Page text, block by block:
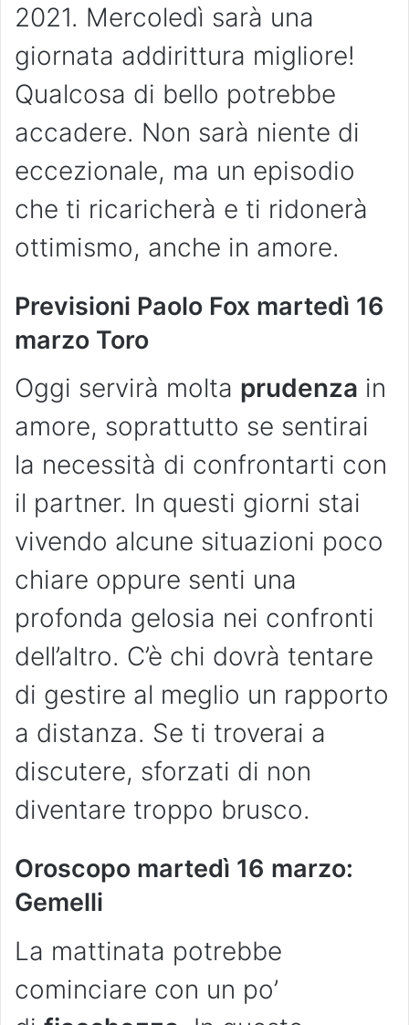
2021. Mercoledì sarà una
giornata addirittura migliore!
Qualcosa di bello potrebbe
accadere. Non sarà niente di
eccezionale, ma un episodio
che ti ricaricherà e ti ridonerà
ottimismo, anche in amore.
Previsioni Paolo Fox martedì 16
marzo Toro
Oggi servirà molta prudenza in
amore, soprattutto se sentirai
la necessità di confrontarti con
il partner. In questi giorni stai
vivendo alcune situazioni poco
chiare oppure senti una
profonda gelosia nei confronti
dell’altro. C’è chi dovrà tentare
di gestire al meglio un rapporto
a distanza. Se ti troverai a
discutere, sforzati di non
diventare troppo brusco.
Oroscopo martedì 16 marzo:
Gemelli
La mattinata potrebbe
cominciare con un po’